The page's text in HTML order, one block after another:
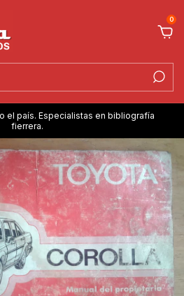
0
el país. Especialistas en bibliografía
fierrera.